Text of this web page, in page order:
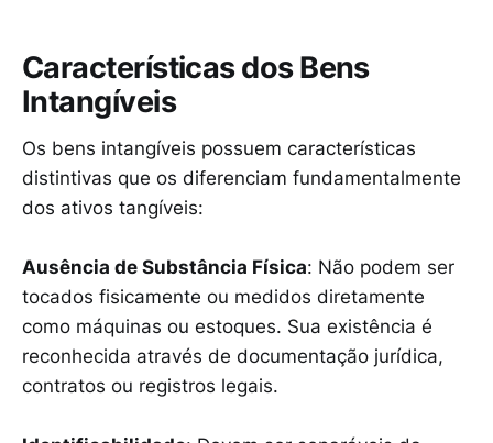
Características dos Bens
Intangíveis
Os bens intangíveis possuem características
distintivas que os diferenciam fundamentalmente
dos ativos tangíveis:
Ausência de Substância Física: Não podem ser
tocados fisicamente ou medidos diretamente
como máquinas ou estoques. Sua existência é
reconhecida através de documentação jurídica,
contratos ou registros legais.